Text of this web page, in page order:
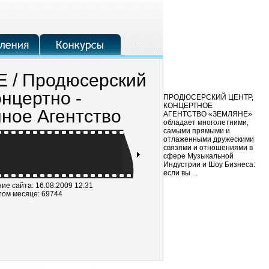
Продюсерский
-
Агентство
ПРОДЮСЕРСКИЙ ЦЕНТР,
КОНЦЕРТНОЕ
АГЕНТСТВО «ЗЕМЛЯНЕ»
обладает многолетними,
самыми прямыми и
отлаженными дружескими
связями и отношениями в
сфере Музыкальной
Индустрии и Шоу Бизнеса:
если вы ...
сайта: 16.08.2009 12:31
месяце: 69744